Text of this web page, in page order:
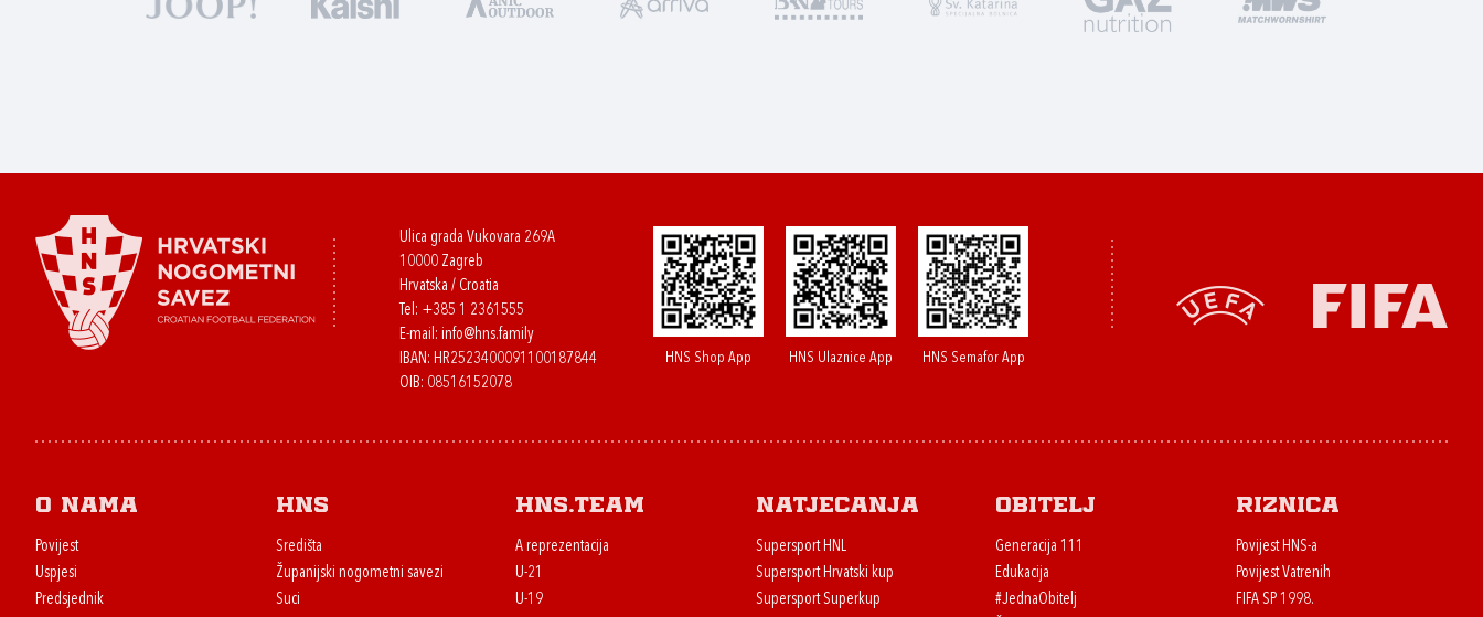
Ulica grada Vukovara 269A
10000 Zagreb
Hrvatska / Croatia
Tel: +385 1 2361555
E-mail: info@hns.family
IBAN: HR2523400091100187844
OIB: 08516152078
HNS Shop App HNS Ulaznice App HNS Semafor App
O nama
Povijest
Uspjesi
Predsjednik
HNS
Središta
Županijski nogometni savezi
Suci
HNS.team
A reprezentacija
U-21
U-19
Natjecanja
Supersport HNL
Supersport Hrvatski kup
Supersport Superkup
Obitelj
Generacija 111
Edukacija
#JednaObitelj
Riznica
Povijest HNS-a
Povijest Vatrenih
FIFA SP 1998.